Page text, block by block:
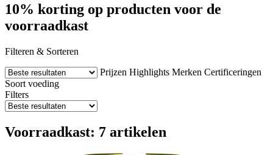
10% korting op producten voor de
voorraadkast
Filteren & Sorteren
Prijzen Highlights Merken Certificeringen
Soort voeding
Filters
Voorraadkast: 7 artikelen